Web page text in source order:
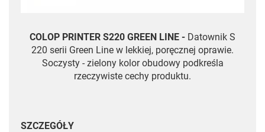
COLOP PRINTER S220 GREEN LINE - Datownik S
220 serii Green Line w lekkiej, poręcznej oprawie.
Soczysty - zielony kolor obudowy podkreśla
rzeczywiste cechy produktu.
SZCZEGÓŁY